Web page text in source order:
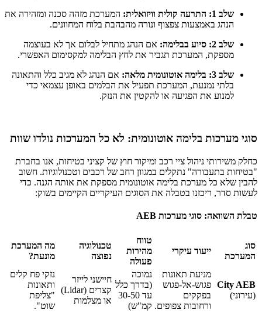
שלב 1: התרעה קולית וויזואלית:
המערכת מזהה סכנה ומזהירה את
הנהג באמצעות צפצוף ונורה מהבהבת בלוח המחוונים.
שלב 2: סיוע בבלימה:
אם הנהג מתחיל לבלום אך לא בעוצמה
מספקת, המערכת תגביר את לחץ הבלימה למקסימום האפשרי.
שלב 3: בלימה אוטונומית מלאה:
אם הנהג לא מגיב כלל והתאונה
בלתי נמנעת, המערכת תפעיל את הבלמים באופן עצמאי כדי
למנוע את הפגיעה או להקטין את הנזק.
סוגי מערכות בלימה אוטונומית: לא כל המערכות נולדו שוות
כחלק משירותי ניהול ציי רכב ומיקור חוץ של קציני בטיחות, אנו בחברת
"בטיחות בתעבורה" נתקלים במגוון רחב של רכבים וטכנולוגיות. חשוב
להבין שלא כל מערכת בלימה אוטונומית מספקת את אותה הגנה. כדי
לעשות סדר, ריכזנו בטבלה את הסוגים העיקריים הקיימים בשוק:
טבלת השוואה: סוגי מערכות AEB
סוג
המערכת
ייעוד עיקרי
טווח
מהירות
פעולה
טכנולוגיה
נפוצה
מה המערכת
מונעת?
City AEB
(עירוני)
מניעת תאונות
פגוש-אל-פגוש
בפקקים
ורחובות צפופים.
נמוכה
(בדרך כלל
עד 30-50
קמ"ש)
חיישני לייזר
קצרים (Lidar)
או מצלמות
נזקי פח קלים
ותאונות
"צליפת
שוט".